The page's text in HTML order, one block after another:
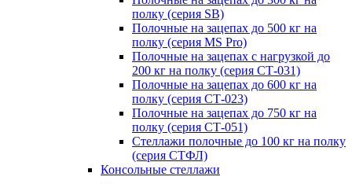
полку (серия SB)
Полочные на зацепах до 500 кг на
полку (серия MS Pro)
Полочные на зацепах с нагрузкой до
200 кг на полку (серия СТ-031)
Полочные на зацепах до 600 кг на
полку (серия СТ-023)
Полочные на зацепах до 750 кг на
полку (серия СТ-051)
Стеллажи полочные до 100 кг на полку
(серия СТФЛ)
Консольные стеллажи